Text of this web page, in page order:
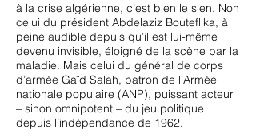
à la crise algérienne, c’est bien le sien. Non
celui du président Abdelaziz Bouteflika, à
peine audible depuis qu’il est lui-même
devenu invisible, éloigné de la scène par la
maladie. Mais celui du général de corps
d’armée Gaïd Salah, patron de l’Armée
nationale populaire (ANP), puissant acteur
– sinon omnipotent – du jeu politique
depuis l’indépendance de 1962.